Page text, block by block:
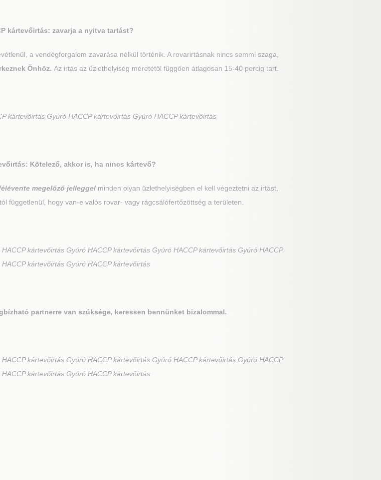
kártevőirtás: zavarja a nyitva tartást?
a vendégforgalom zavarása nélkül történik. A rovarirtásnak nincs semmi szaga,
Önhöz. Az irtás az üzlethelyiség méretétől függően átlagosan 15-40 percig tart.
kártevőirtás Gyúró HACCP kártevőirtás Gyúró HACCP kártevőirtás
Kötelező, akkor is, ha nincs kártevő?
megelőző jelleggelminden olyan üzlethelyiségben el kell végeztetni az irtást,
függetlenül, hogy van-e valós rovar- vagy rágcsálófertőzöttség a területen.
kártevőirtás Gyúró HACCP kártevőirtás Gyúró HACCP kártevőirtás Gyúró HACCP
kártevőirtás Gyúró HACCP kártevőirtás
partnerre van szüksége, keressen bennünket bizalommal.
kártevőirtás Gyúró HACCP kártevőirtás Gyúró HACCP kártevőirtás Gyúró HACCP
kártevőirtás Gyúró HACCP kártevőirtás